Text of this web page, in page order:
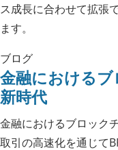
ス成長に合わせて拡張
ます。
ブログ
金融における
新時代
金融におけるブロック
取引の高速化を通じて